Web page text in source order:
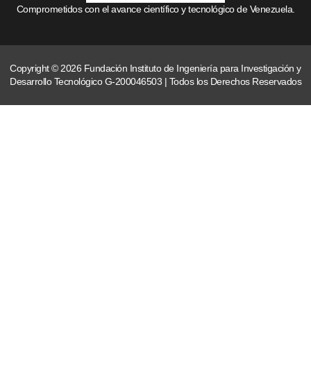
Comprometidos con el avance científico y tecnológico de Venezuela.
Copyright © 2026 Fundación Instituto de Ingeniería para Investigación y
Desarrollo Tecnológico G-200046503 | Todos los Derechos Reservados